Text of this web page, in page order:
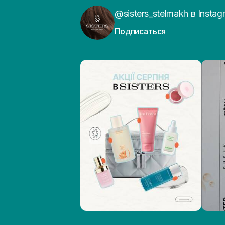
@sisters_stelmakh в
Подписаться